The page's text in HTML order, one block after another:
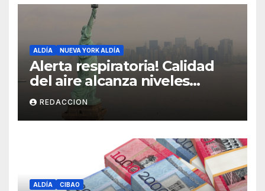
ALDÍA NUEVA YORK ALDÍA
Alerta respiratoria! Calidad
del aire alcanza niveles
peligrosos en NYC
REDACCION
ALDÍA CIBAO